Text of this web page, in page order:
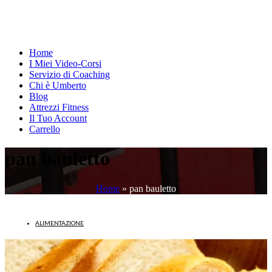
Home
I Miei Video-Corsi
Servizio di Coaching
Chi è Umberto
Blog
Attrezzi Fitness
Il Tuo Account
Carrello
pan bauletto
Home » pan bauletto
ALIMENTAZIONE